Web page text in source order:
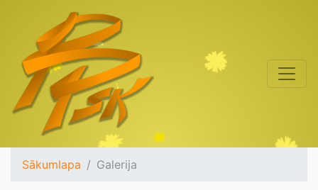
Sākumlapa Galerija